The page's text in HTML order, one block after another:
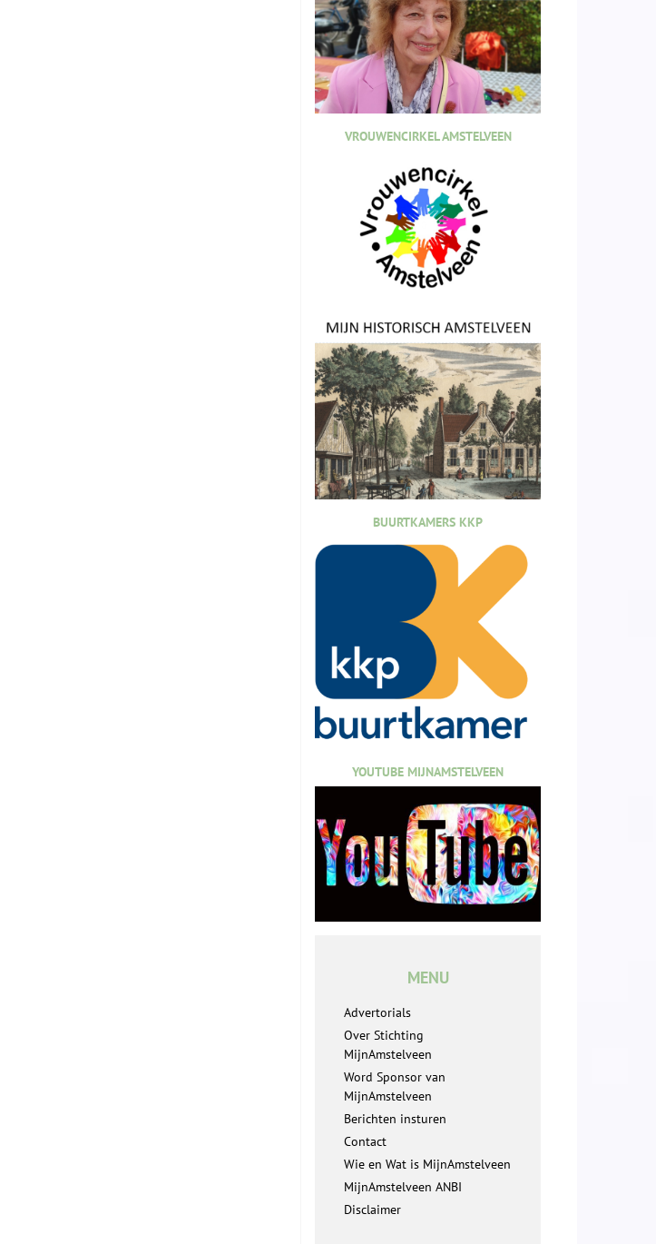
VROUWENCIRKEL AMSTELVEEN
BUURTKAMERS KKP
YOUTUBE MIJNAMSTELVEEN
MENU
Advertorials
Over Stichting
MijnAmstelveen
Word Sponsor van
MijnAmstelveen
Berichten insturen
Contact
Wie en Wat is MijnAmstelveen
MijnAmstelveen ANBI
Disclaimer